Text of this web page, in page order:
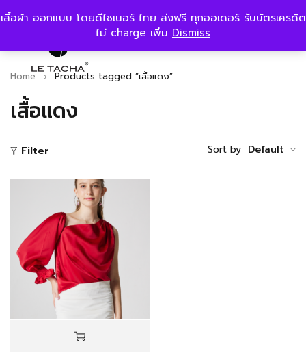
เสื้อผ้า ออกแบบ โดยดีไซเนอร์ ไทย ส่งฟรี ทุกออเดอร์ รับบัตรเครดิต
ไม่ charge เพิ่ม Dismiss
เสื้อแดง
Home Products tagged “เสื้อแดง”
Filter Sort by Default